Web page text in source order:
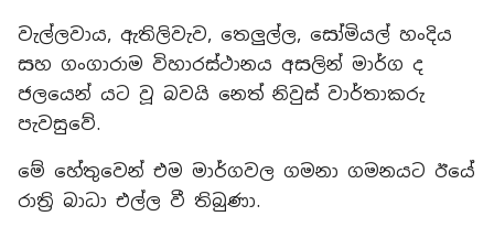
වැල්ලවාය, ඇතිලිවැව, තෙලුල්ල, සෝමියල් හංදිය
සහ ගංගාරාම විහාරස්ථානය අසලින් මාර්ග ද
ජලයෙන් යට වූ බවයි නෙත් නිවුස් වාර්තාකරු
පැවසුවේ.
මේ හේතුවෙන් එම මාර්ගවල ගමනා ගමනයට ඊයේ
රාත්‍රි බාධා එල්ල වී තිබුණා.